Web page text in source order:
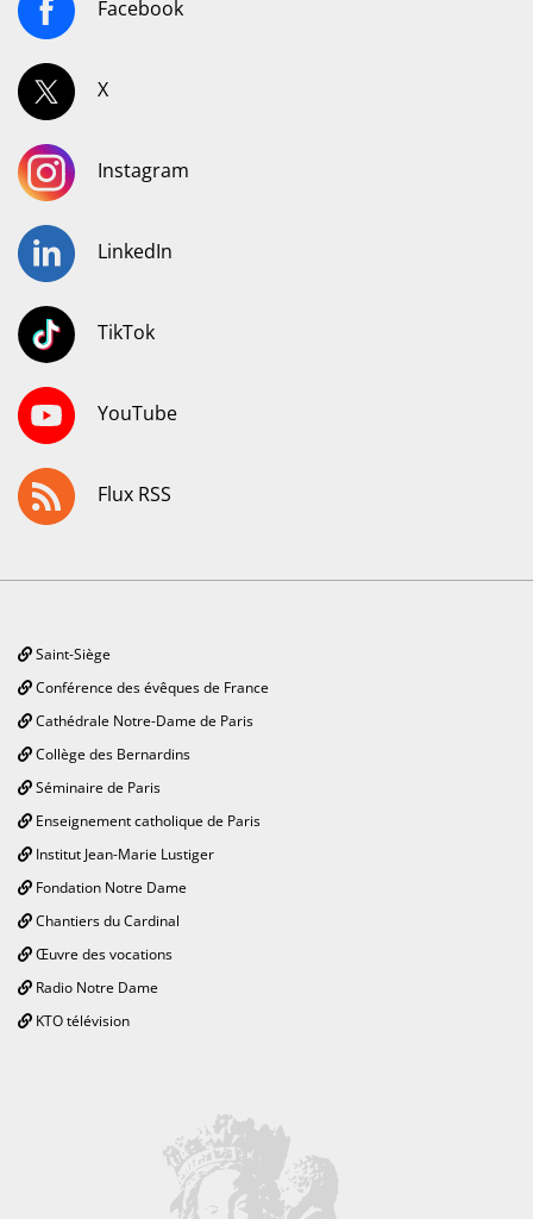
Facebook
X
Instagram
LinkedIn
TikTok
YouTube
Flux RSS
Saint-Siège
Conférence des évêques de France
Cathédrale Notre-Dame de Paris
Collège des Bernardins
Séminaire de Paris
Enseignement catholique de Paris
Institut Jean-Marie Lustiger
Fondation Notre Dame
Chantiers du Cardinal
Œuvre des vocations
Radio Notre Dame
KTO télévision